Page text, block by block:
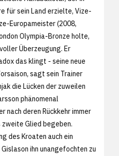
für sein Land erzielte, Vize-
Europameister (2008,
Olympia-Bronze holte,
Überzeugung. Er
das klingt - seine neue
sagt sein Trainer
die Lücken der zuweilen
phänomenal
nach deren Rückkehr immer
Glied begeben.
des Kroaten auch ein
ihn unangefochten zu